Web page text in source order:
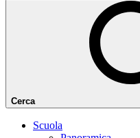
Cerca
Scuola